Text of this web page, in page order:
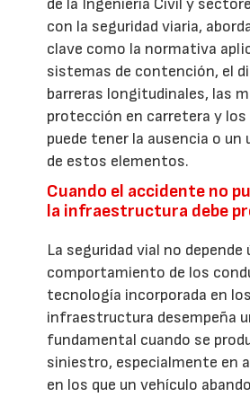
de la Ingeniería Civil y
con la seguridad viaria,
clave como la normativa
sistemas de contención, el
barreras longitudinales, las
protección en carretera y
puede tener la ausencia o un
de estos elementos.
Cuando el accidente no
la infraestructura debe
La seguridad vial no
comportamiento de los
tecnología incorporada en
infraestructura desempeña
fundamental cuando se
siniestro, especialmente en
en los que un vehículo